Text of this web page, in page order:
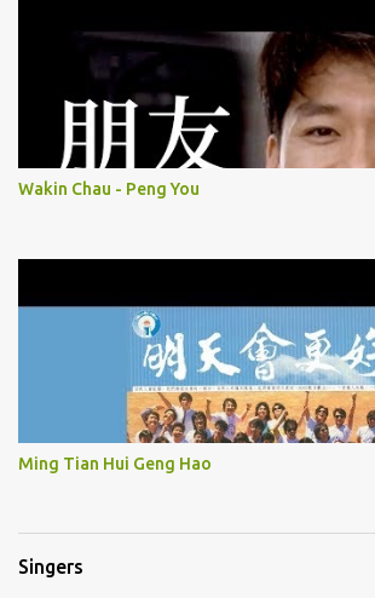
Wakin Chau - Peng You
Ming Tian Hui Geng Hao
Singers